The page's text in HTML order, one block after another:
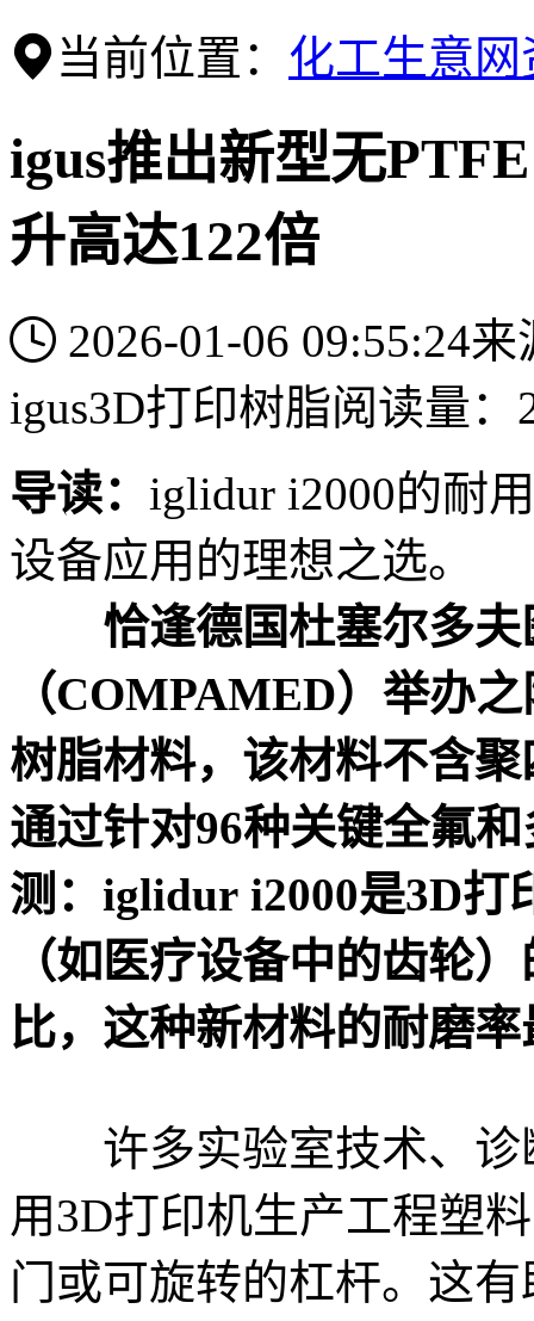
当前位置： 化工生意网
igus推出新型无
升高达122倍
2026-01-06 09:55:24来
igus3D打印树脂阅读量：
导读： iglidur i2000的耐
设备应用的理想之选。
恰逢德国杜塞尔多
（COMPAMED）举办
树脂材料，该材料不含
通过针对96种关键全氟
测：iglidur i2000是3D打
（如医疗设备中的齿轮
比，这种新材料的耐磨
许多实验室技术、诊
用3D打印机生产工程塑
门或可旋转的杠杆。这